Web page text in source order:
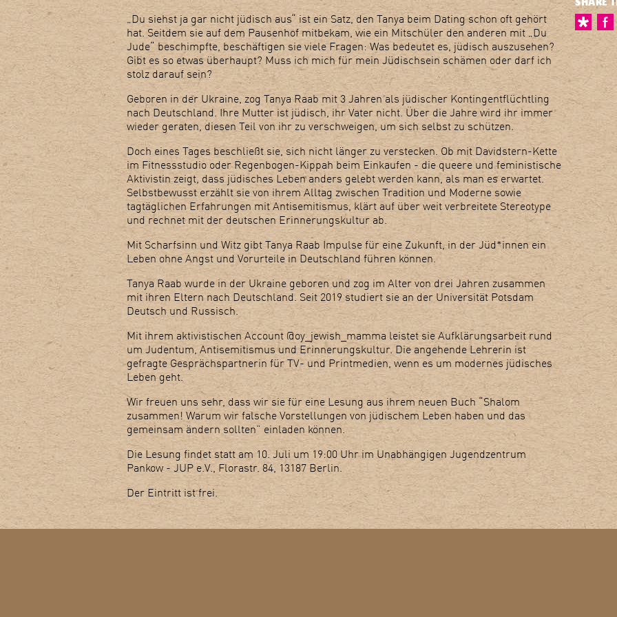
„Du siehst ja gar nicht jüdisch aus“ ist ein Satz, den Tanya beim Dating schon oft gehört
hat. Seitdem sie auf dem Pausenhof mitbekam, wie ein Mitschüler den anderen mit „Du
Jude“ beschimpfte, beschäftigen sie viele Fragen: Was bedeutet es, jüdisch auszusehen?
Gibt es so etwas überhaupt? Muss ich mich für mein Jüdischsein schämen oder darf ich
stolz darauf sein?
Geboren in der Ukraine, zog Tanya Raab mit 3 Jahren als jüdischer Kontingentflüchtling
nach Deutschland. Ihre Mutter ist jüdisch, ihr Vater nicht. Über die Jahre wird ihr immer
wieder geraten, diesen Teil von ihr zu verschweigen, um sich selbst zu schützen.
Doch eines Tages beschließt sie, sich nicht länger zu verstecken. Ob mit Davidstern-Kette
im Fitnessstudio oder Regenbogen-Kippah beim Einkaufen - die queere und feministische
Aktivistin zeigt, dass jüdisches Leben anders gelebt werden kann, als man es erwartet.
Selbstbewusst erzählt sie von ihrem Alltag zwischen Tradition und Moderne sowie
tagtäglichen Erfahrungen mit Antisemitismus, klärt auf über weit verbreitete Stereotype
und rechnet mit der deutschen Erinnerungskultur ab.
Mit Scharfsinn und Witz gibt Tanya Raab Impulse für eine Zukunft, in der Jüd*innen ein
Leben ohne Angst und Vorurteile in Deutschland führen können.
Tanya Raab wurde in der Ukraine geboren und zog im Alter von drei Jahren zusammen
mit ihren Eltern nach Deutschland. Seit 2019 studiert sie an der Universität Potsdam
Deutsch und Russisch.
Mit ihrem aktivistischen Account @oy_jewish_mamma leistet sie Aufklärungsarbeit rund
um Judentum, Antisemitismus und Erinnerungskultur. Die angehende Lehrerin ist
gefragte Gesprächspartnerin für TV- und Printmedien, wenn es um modernes jüdisches
Leben geht.
Wir freuen uns sehr, dass wir sie für eine Lesung aus ihrem neuen Buch “Shalom
zusammen! Warum wir falsche Vorstellungen von jüdischem Leben haben und das
gemeinsam ändern sollten” einladen können.
Die Lesung findet statt am 10. Juli um 19:00 Uhr im Unabhängigen Jugendzentrum
Pankow - JUP e.V., Florastr. 84, 13187 Berlin.
Der Eintritt ist frei.